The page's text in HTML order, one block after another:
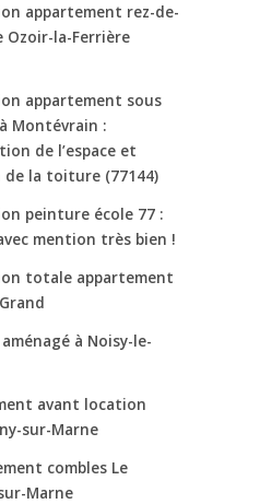
appartement rez-de-
Ozoir-la-Ferrière
appartement sous
Montévrain :
de l’espace et
la toiture (77144)
peinture école 77 :
mention très bien !
totale appartement
à Noisy-le-
avant location
sur-Marne
combles Le
Marne